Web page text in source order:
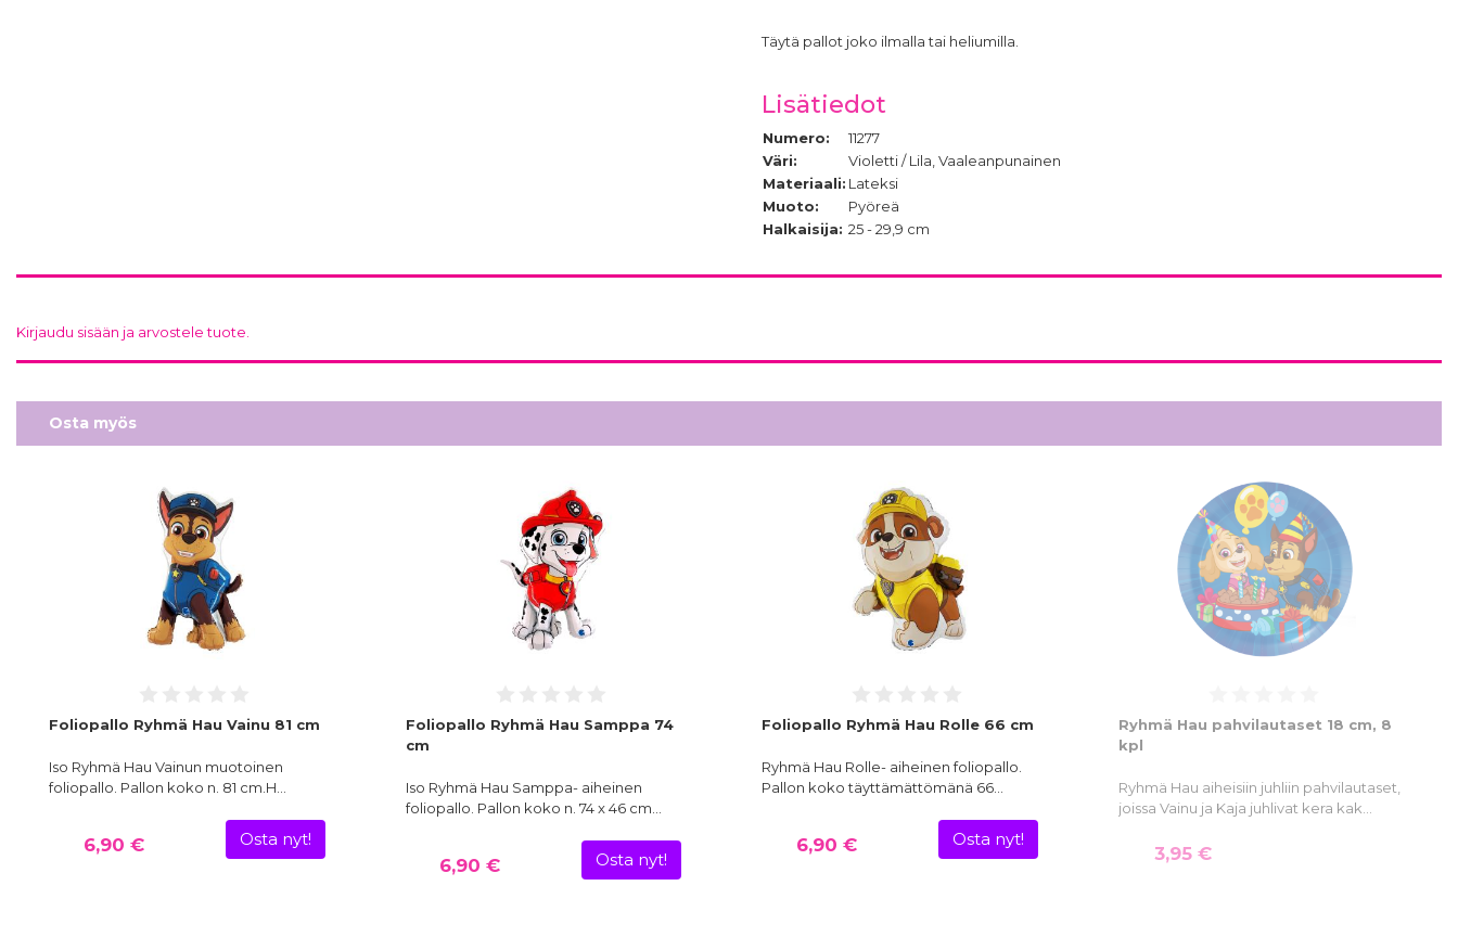
Täytä pallot joko ilmalla tai heliumilla.
Lisätiedot
Numero:
11277
Väri:
Violetti / Lila, Vaaleanpunainen
Materiaali: Lateksi
Muoto:
Pyöreä
Halkaisija: 25 - 29,9 cm
Kirjaudu sisään ja arvostele tuote.
Osta myös
Foliopallo Ryhmä Hau Vainu 81 cm
Iso Ryhmä Hau Vainun muotoinen
foliopallo. Pallon koko n. 81 cm.H…
6,90 € Osta nyt!
Foliopallo Ryhmä Hau Samppa 74
cm
Iso Ryhmä Hau Samppa- aiheinen
foliopallo. Pallon koko n. 74 x 46 cm…
6,90 € Osta nyt!
Foliopallo Ryhmä Hau Rolle 66 cm
Ryhmä Hau Rolle- aiheinen foliopallo.
Pallon koko täyttämättömänä 66…
6,90 € Osta nyt!
Ryhmä Hau pahvilautaset 18 cm, 8
kpl
Ryhmä Hau aiheisiin juhliin pahvilautaset,
joissa Vainu ja Kaja juhlivat kera kak…
3,95 €